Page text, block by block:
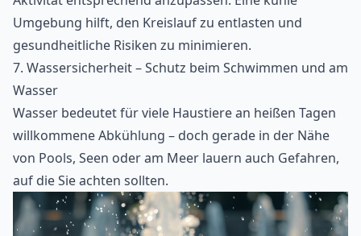
Umgebung hilft, den Kreislauf zu entlasten und
gesundheitliche Risiken zu minimieren.
7. Wassersicherheit – Schutz beim Schwimmen und am
Wasser
Wasser bedeutet für viele Haustiere an heißen Tagen
willkommene Abkühlung – doch gerade in der Nähe
von Pools, Seen oder am Meer lauern auch Gefahren,
auf die Sie achten sollten.